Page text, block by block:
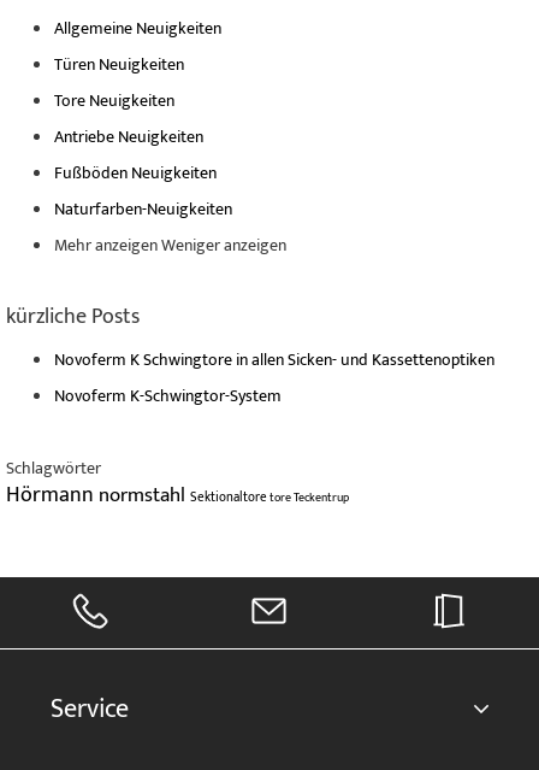
Allgemeine Neuigkeiten
Türen Neuigkeiten
Tore Neuigkeiten
Antriebe Neuigkeiten
Fußböden Neuigkeiten
Naturfarben-Neuigkeiten
Mehr anzeigenWeniger anzeigen
kürzliche Posts
Novoferm K Schwingtore in allen Sicken- und Kassettenoptiken
Novoferm K-Schwingtor-System
Schlagwörter
Hörmann normstahl SektionaltoretoreTeckentrup
Service